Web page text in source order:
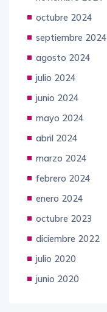
octubre 2024
septiembre 2024
agosto 2024
julio 2024
junio 2024
mayo 2024
abril 2024
marzo 2024
febrero 2024
enero 2024
octubre 2023
diciembre 2022
julio 2020
junio 2020